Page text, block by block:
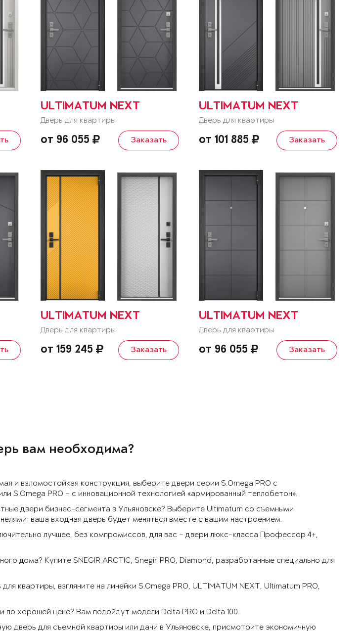
ULTIMATUM NEXT
Дверь для квартиры
от 96 055 Заказать
ULTIMATUM NEXT
Дверь для квартиры
от 101 885 Заказать
ULTIMATUM NEXT
Дверь для квартиры
от 159 245 Заказать
ULTIMATUM NEXT
Дверь для квартиры
от 96 055 Заказать
вам необходима?
и взломостойкая конструкция, выберите двери серии S.Omega PRO с
S.Omega PRO – с инновационной технологией «армированный теплобетон».
двери бизнес-сегмента в Ульяновске? Выберите Ultimatum со съемными
ваша входная дверь будет меняться вместе с вашим настроением.
лучшее, без компромиссов, для вас – двери люкс-класса Профессор 4+,
дома? Купите SNEGIR ARCTIC, Snegir PRO, Diamond, разработанные специально для
квартиры, взгляните на линейки S.Omega PRO, ULTIMATUM NEXT, Ultimatum PRO,
по хорошей цене? Вам подойдут модели Delta PRO и Delta 100.
дверь для съемной квартиры или дачи в Ульяновске, присмотрите экономичную